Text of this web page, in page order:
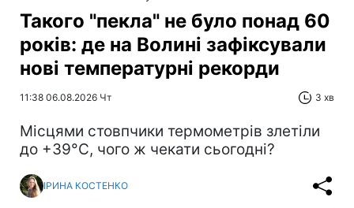
Такого "пекла" не було понад 60
років: де на Волині зафіксували
нові температурні рекорди
11:38 06.08.2026 Чт 3 хв
Місцями стовпчики термометрів злетіли
до +39°С, чого ж чекати сьогодні?
ІРИНА КОСТЕНКО